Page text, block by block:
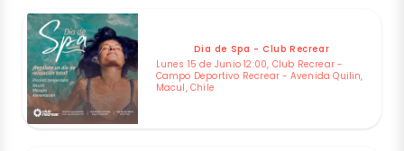
Dia de Spa - Club Recrear
Lunes 15 de Junio 12:00, Club Recrear -
Campo Deportivo Recrear - Avenida Quilin,
Macul, Chile